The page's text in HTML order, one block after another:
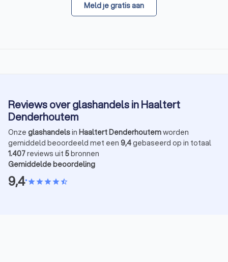
Meld je gratis aan
Reviews over glashandels in Haaltert
Denderhoutem
Onze glashandelsin Haaltert Denderhoutemworden
gemiddeld beoordeeld met een 9,4gebaseerd op in totaal
1.407reviews uit 5bronnen
Gemiddelde beoordeling
9,4•starstarstarstarstar_half